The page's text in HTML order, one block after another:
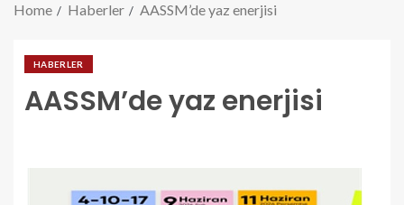
Home Haberler AASSM’de yaz enerjisi
HABERLER
AASSM’de yaz enerjisi